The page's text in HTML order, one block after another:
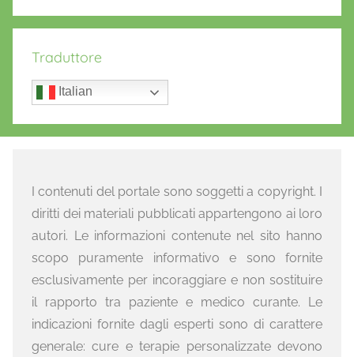
Traduttore
Italian
I contenuti del portale sono soggetti a copyright. I
diritti dei materiali pubblicati appartengono ai loro
autori. Le informazioni contenute nel sito hanno
scopo puramente informativo e sono fornite
esclusivamente per incoraggiare e non sostituire
il rapporto tra paziente e medico curante. Le
indicazioni fornite dagli esperti sono di carattere
generale: cure e terapie personalizzate devono